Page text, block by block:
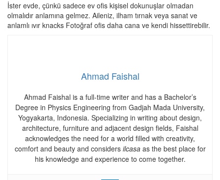
İster evde, çünkü sadece ev ofis kişisel dokunuşlar olmadan
olmalıdır anlamına gelmez. Aileniz, ilham tırnak veya sanat ve
anlamlı ıvır knacks Fotoğraf ofis daha cana ve kendi hissettirebilir.
Ahmad Faishal
Ahmad Faishal is a full-time writer and has a Bachelor’s
Degree in Physics Engineering from Gadjah Mada University,
Yogyakarta, Indonesia. Specializing in writing about design,
architecture, furniture and adjacent design fields, Faishal
acknowledges the need for a world filled with creativity,
comfort and beauty and considers ilcasaas the best place for
his knowledge and experience to come together.